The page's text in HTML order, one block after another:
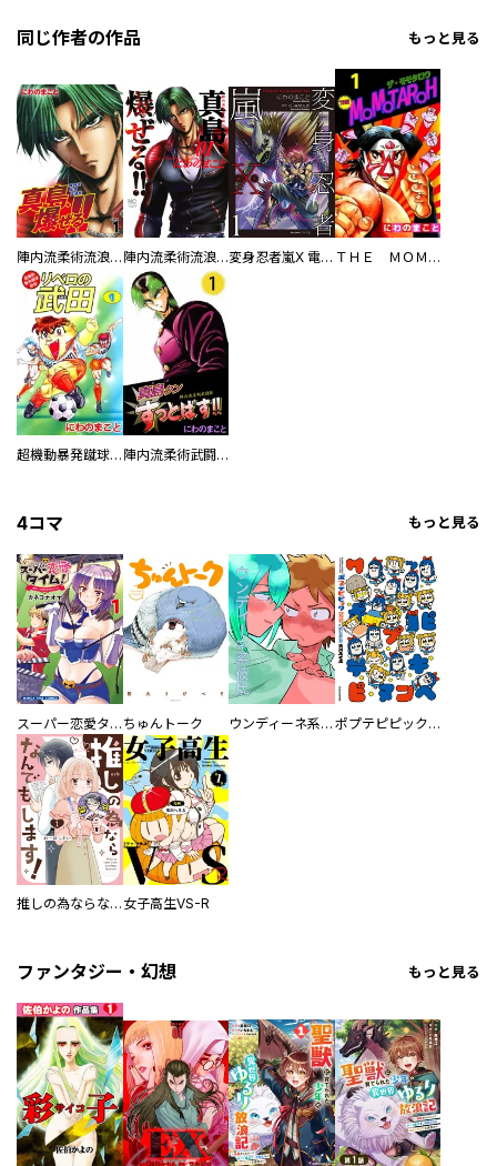
同じ作者の作品 もっと見る
陣内流柔術流浪伝 真島、爆ぜる！！ 陣内流柔術流浪伝 真島、爆ぜる！！ 変身忍者嵐X 電子版 ＴＨＥ ＭＯＭＯＴＡＲＯＨ
超機動暴発蹴球野郎 リベロの武田 陣内流柔術武闘伝 真島クンすっとばす！！
4コマ もっと見る
スーパー恋愛タイム！～現場でドＳな彼女は自宅でデレる～ ちゅんトーク ウンディーネ系彼氏 ポプテピピック SEASON EIGHT
推しの為ならなんでもします！ 女子高生VS-R
ファンタジー・幻想 もっと見る